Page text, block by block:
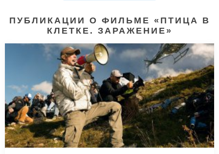
ПУБЛИКАЦИИ О ФИЛЬМЕ «ПТИЦА В
КЛЕТКЕ. ЗАРАЖЕНИЕ»